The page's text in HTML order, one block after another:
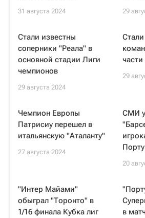
31 августа 2024 29
Стали известны
соперники "Реала" в
основной стадии Лиги
чемпионов
29 августа 2024
29
Чемпион Европы
Патрисиу перешел в
итальянскую "Аталанту"
27 августа 2024
СМИ
20
"Интер Майами"
обыграл "Торонто" в
1/16 финала Кубка лиг
в